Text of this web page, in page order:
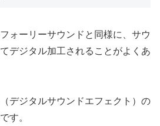
ォーリーサウンドと同様に、サウ
デジタル加工されることがよくあ
デジタルサウンドエフェクト）の
す。